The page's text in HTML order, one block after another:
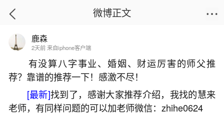
首页
今年太岁禁忌属相
2026-06-04 08:24:35 19 8 赞
微博正文
鹿森
2天前 来自iphone客户端
有没算八字事业、婚姻、财运厉害的师父推
荐？靠谱的推荐一下！感激不尽！
[最新]找到了，感谢大家推荐介绍，我找的慧来
老师，有同样问题的可以加老师微信：zhihe0624